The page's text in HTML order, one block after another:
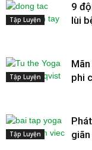
Tập Luyện
9
lùi
Tập Luyện
phi
Tập Luyện